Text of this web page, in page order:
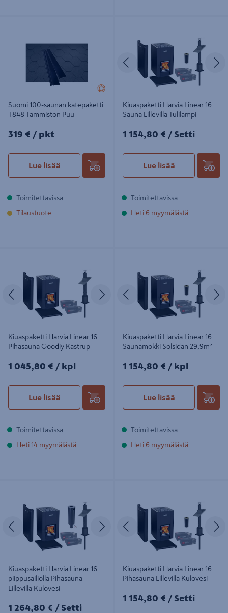
Suomi 100-saunan katepaketti
T848 Tammiston Puu
319€/pkt
319 € / pkt
Lue lisää
Toimitettavissa
Tilaustuote
Kiuaspaketti Harvia Linear 16
Sauna Lillevilla Tulilampi
1154,80€/Setti
1 154,80 € / Setti
Lue lisää
Toimitettavissa
Heti 6 myymälästä
Seuraava
Kiuaspaketti Harvia Linear 16
Pihasauna Goodiy Kastrup
1045,80€/kpl
1 045,80 € / kpl
Lue lisää
Toimitettavissa
Heti 14 myymälästä
Kiuaspaketti Harvia Linear 16
Saunamökki Solsidan 29,9m²
1154,80€/kpl
1 154,80 € / kpl
Lue lisää
Toimitettavissa
Heti 6 myymälästä
Kulovesi
Seuraava
Kiuaspaketti Harvia Linear 16
piippusäiliöllä Pihasauna
Lillevilla Kulovesi
1264,80€/Setti
1 264,80 € / Setti
Kiuaspaketti Harvia Linear 16
Pihasauna Lillevilla Kulovesi
1154,80€/Setti
1 154,80 € / Setti